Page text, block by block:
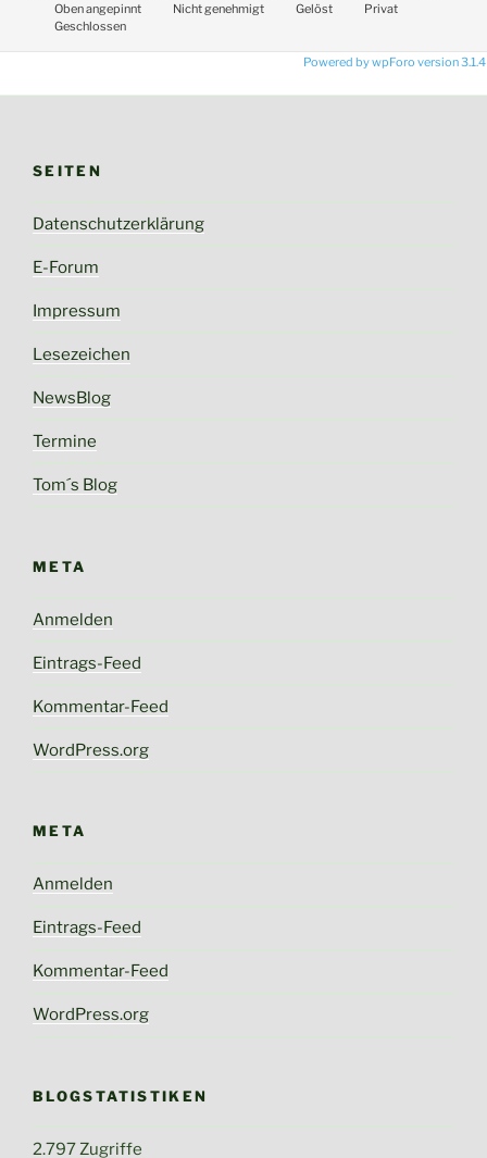
Oben angepinnt
Nicht genehmigt Gelöst
Privat
Geschlossen
Powered by wpForo version 3.1.4
SEITEN
Datenschutzerklärung
E-Forum
Impressum
Lesezeichen
NewsBlog
Termine
Tom´s Blog
META
Anmelden
Eintrags-Feed
Kommentar-Feed
WordPress.org
META
Anmelden
Eintrags-Feed
Kommentar-Feed
WordPress.org
BLOGSTATISTIKEN
2.797 Zugriffe